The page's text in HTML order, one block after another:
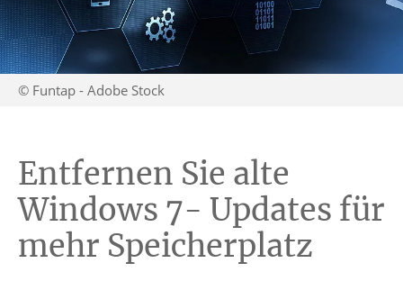
© Funtap - Adobe Stock
Entfernen Sie alte
Windows 7- Updates für
mehr Speicherplatz